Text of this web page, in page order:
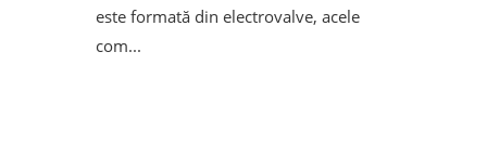
este formată din electrovalve, acele
com...